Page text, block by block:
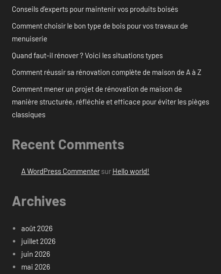
Conseils d’experts pour maintenir vos produits boisés
Comment choisir le bon type de bois pour vos travaux de
menuiserie
Quand faut-il rénover ? Voici les situations types
Comment réussir sa rénovation complète de maison de A à Z
Comment mener un projet de rénovation de maison de
manière structurée, réfléchie et efficace pour éviter les pièges
classiques
Recent Comments
A WordPress Commentersur Hello world!
Archives
août 2026
juillet 2026
juin 2026
mai 2026